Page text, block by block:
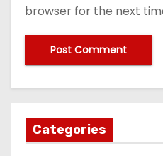
browser for the next
Categories